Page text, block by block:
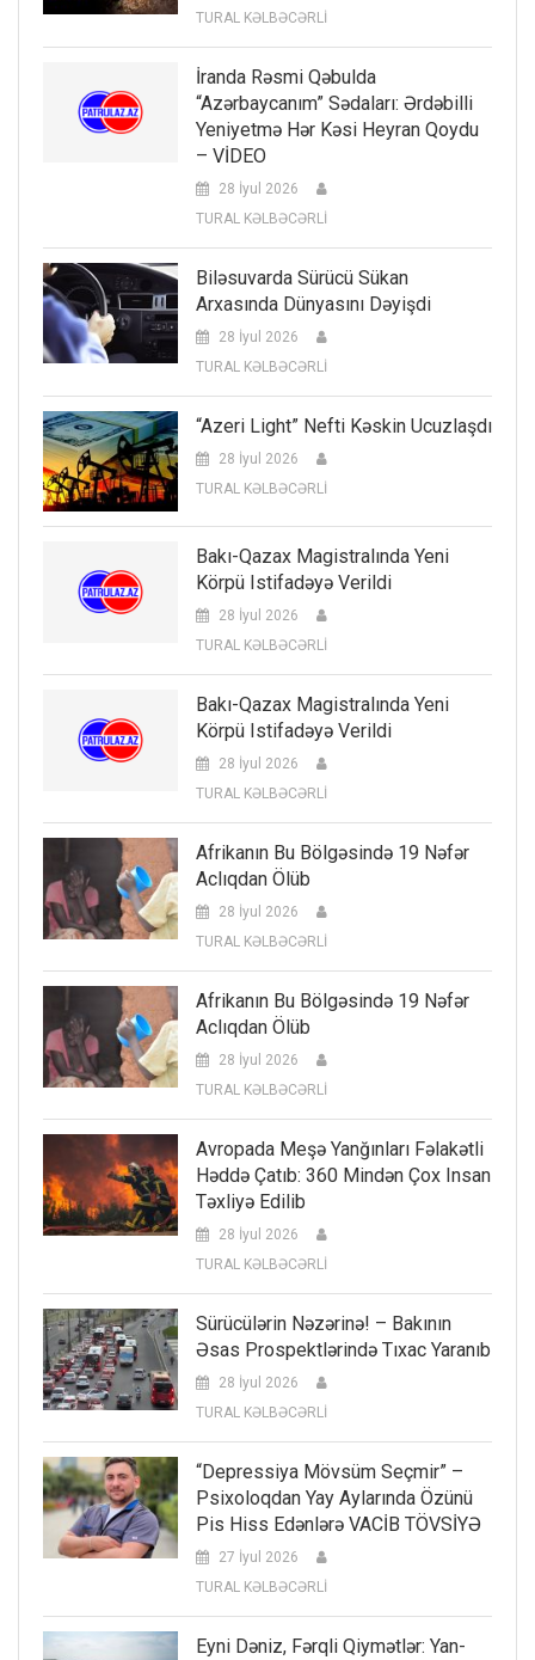
TURAL KƏLBƏCƏRLİ
İranda Rəsmi Qəbulda
“Azərbaycanım” Sədaları: Ərdəbilli
Yeniyetmə Hər Kəsi Heyran Qoydu
– VİDEO
28 İyul 2026
TURAL KƏLBƏCƏRLİ
Biləsuvarda Sürücü Sükan
Arxasında Dünyasını Dəyişdi
28 İyul 2026
TURAL KƏLBƏCƏRLİ
“Azeri Light” Nefti Kəskin Ucuzlaşdı
28 İyul 2026
TURAL KƏLBƏCƏRLİ
Bakı-Qazax Magistralında Yeni
Körpü Istifadəyə Verildi
28 İyul 2026
TURAL KƏLBƏCƏRLİ
Bakı-Qazax Magistralında Yeni
Körpü Istifadəyə Verildi
28 İyul 2026
TURAL KƏLBƏCƏRLİ
Afrikanın Bu Bölgəsində 19 Nəfər
Aclıqdan Ölüb
28 İyul 2026
TURAL KƏLBƏCƏRLİ
Afrikanın Bu Bölgəsində 19 Nəfər
Aclıqdan Ölüb
28 İyul 2026
TURAL KƏLBƏCƏRLİ
Avropada Meşə Yanğınları Fəlakətli
Həddə Çatıb: 360 Mindən Çox Insan
Təxliyə Edilib
28 İyul 2026
TURAL KƏLBƏCƏRLİ
Sürücülərin Nəzərinə! – Bakının
Əsas Prospektlərində Tıxac Yaranıb
28 İyul 2026
TURAL KƏLBƏCƏRLİ
“Depressiya Mövsüm Seçmir” –
Psixoloqdan Yay Aylarında Özünü
Pis Hiss Edənlərə VACİB TÖVSİYƏ
27 İyul 2026
TURAL KƏLBƏCƏRLİ
Eyni Dəniz, Fərqli Qiymətlər: Yan-